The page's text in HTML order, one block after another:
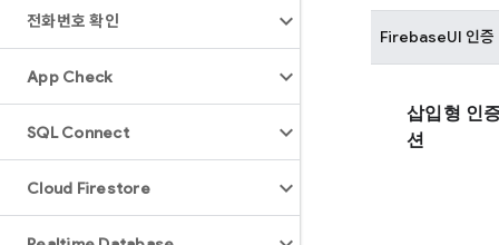
전화번호 확인
App Check
SQL Connect
Cloud Firestore
FirebaseUI 인증
삽입형 인
션